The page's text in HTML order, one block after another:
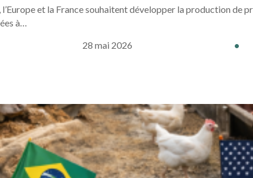
et la France souhaitent développer la production de
à…
28 mai 2026 •